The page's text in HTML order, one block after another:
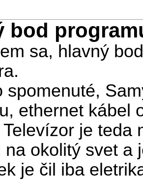
bod
sa, hlavný
spomenuté,
ethernet kábel
je teda
na okolitý svet a
je čil iba